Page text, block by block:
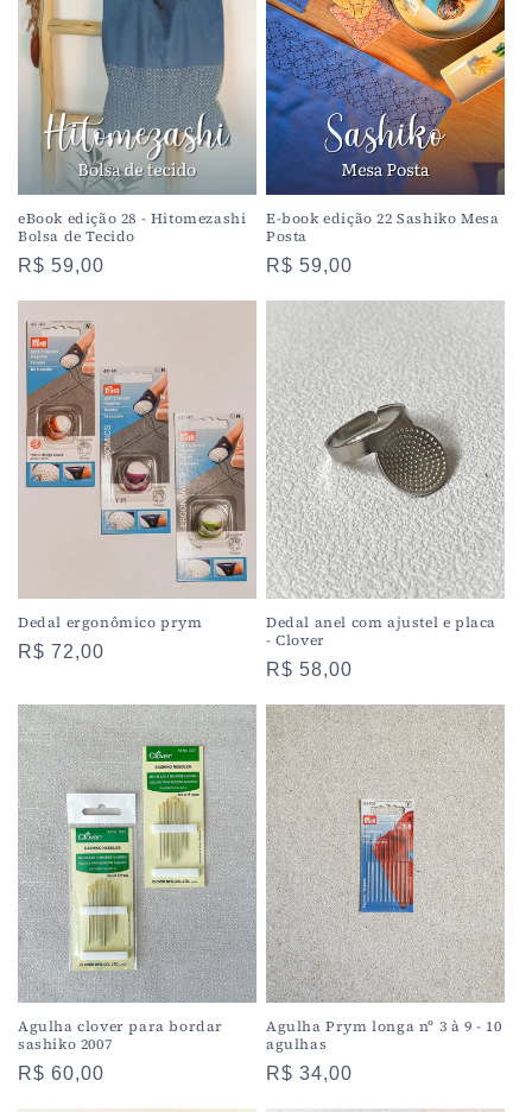
eBook edição 28 - Hitomezashi
Bolsa de Tecido
Preço
R$ 59,00
E-book edição 22 Sashiko Mesa
Posta
Preço
R$ 59,00
Dedal ergonômico prym
Preço
R$ 72,00
Dedal anel com ajustel e placa
- Clover
Preço
R$ 58,00
Agulha clover para bordar
sashiko 2007
Preço
R$ 60,00
Agulha Prym longa nº 3 à 9 - 10
agulhas
Preço
R$ 34,00